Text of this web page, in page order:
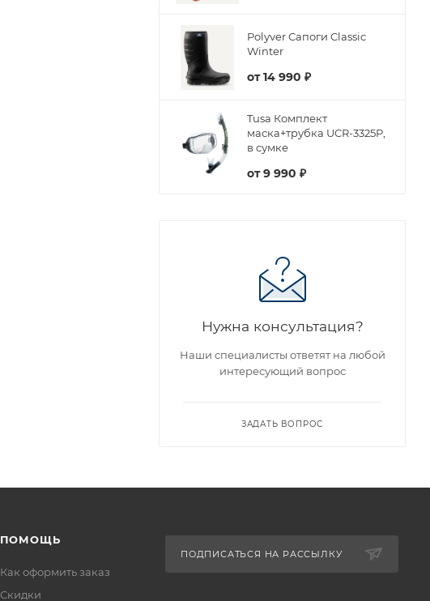
Polyver Сапоги Classic
Winter
от14 990 ₽
Tusa Комплект
маска+трубка UCR-3325P,
в сумке
от9 990 ₽
Нужна консультация?
Наши специалисты ответят на любой
интересующий вопрос
ЗАДАТЬ ВОПРОС
ПОМОЩЬ
Как оформить заказ
Скидки
ПОДПИСАТЬСЯ НА РАССЫЛКУ